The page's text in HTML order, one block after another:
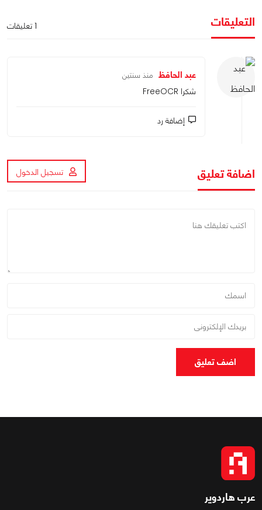
التعليقات 1 تعليقات
عبد الحافظ منذ سنتين
شكرا FreeOCR
إضافة رد
اضافة تعليق تسجيل الدخول
اضف تعليق
عرب هاردوير